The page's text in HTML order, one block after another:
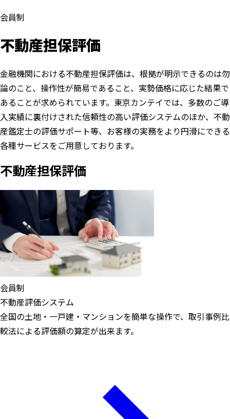
会員制
不動産担保評価
金融機関における不動産担保評価は、根拠が明示できるのは勿
論のこと、操作性が簡易であること、実勢価格に応じた結果で
あることが求められています。東京カンテイでは、多数のご導
入実績に裏付けされた信頼性の高い評価システムのほか、不動
産鑑定士の評価サポート等、お客様の実務をより円滑にできる
各種サービスをご用意しております。
不動産担保評価
会員制
不動産評価システム
全国の土地・一戸建・マンションを簡単な操作で、取引事例比
較法による評価額の算定が出来ます。